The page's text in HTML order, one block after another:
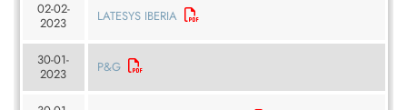
02-02-
2023
LATESYS IBERIA
30-01-
2023
P&G